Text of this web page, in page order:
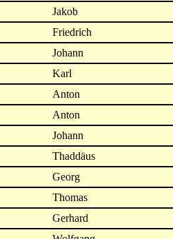
Jakob
Friedrich
Johann
Karl
Anton
Anton
Johann
Thaddäus
Georg
Thomas
Gerhard